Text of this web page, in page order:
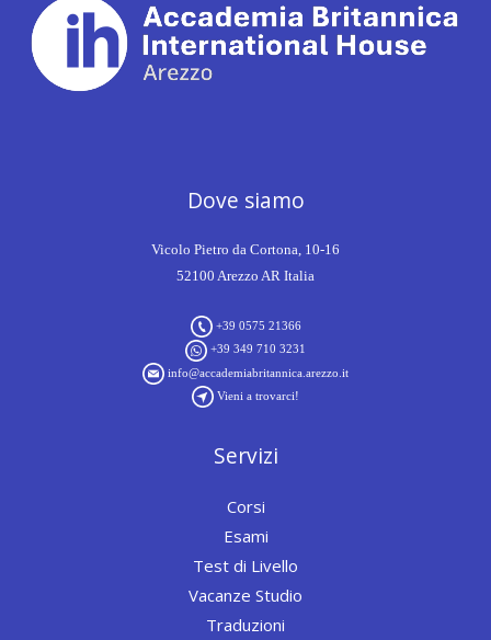
Dove siamo
Vicolo Pietro da Cortona, 10-16
52100 Arezzo AR Italia
+39 0575 21366
+39 349 710 3231
info@accademiabritannica.arezzo.it
Vieni a trovarci!
Servizi
Corsi
Esami
Test di Livello
Vacanze Studio
Traduzioni